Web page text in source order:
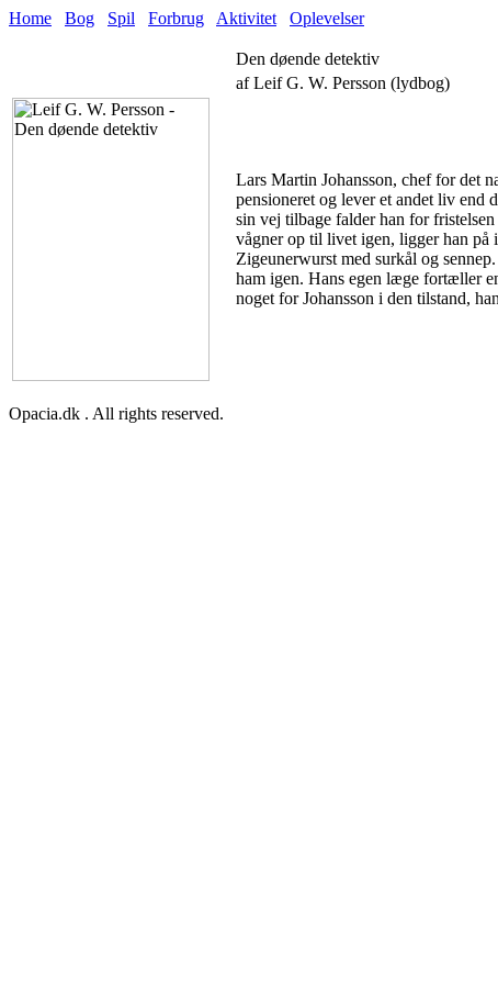
Home Bog Spil Forbrug Aktivitet Oplevelser
Den døende detektiv
af Leif G. W. Persson (lydbog)
Lars Martin Johansson, chef for det
pensioneret og lever et andet liv end
sin vej tilbage falder han for
vågner op til livet igen, ligger han på
Zigeunerwurst med surkål og
ham igen. Hans egen læge fortæller
noget for Johansson i den tilstand,
Opacia.dk . All rights reserved.